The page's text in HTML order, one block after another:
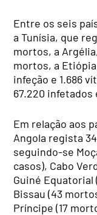
Entre os seis
a Tunísia, que
mortos, a
mortos, a
infeção e 1.686
67.220 infetados
Em relação aos
Angola regista
seguindo-se
casos), Cabo
Guiné Equatorial
Bissau (43
Príncipe (17